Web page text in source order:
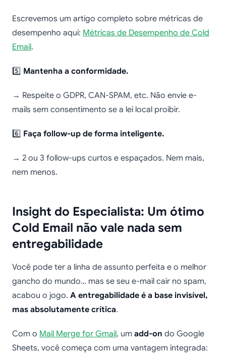
Escrevemos um artigo completo sobre métricas de
desempenho aqui: Métricas de Desempenho de Cold
Email.
5️⃣ Mantenha a conformidade.
→ Respeite o GDPR, CAN-SPAM, etc. Não envie e-
mails sem consentimento se a lei local proibir.
6️⃣ Faça follow-up de forma inteligente.
→ 2 ou 3 follow-ups curtos e espaçados. Nem mais,
nem menos.
Insight do Especialista: Um ótimo
Cold Email não vale nada sem
entregabilidade
Você pode ter a linha de assunto perfeita e o melhor
gancho do mundo… mas se seu e-mail cair no spam,
acabou o jogo. A entregabilidade é a base invisível,
mas absolutamente crítica.
Com o Mail Merge for Gmail, um add-on do Google
Sheets, você começa com uma vantagem integrada: